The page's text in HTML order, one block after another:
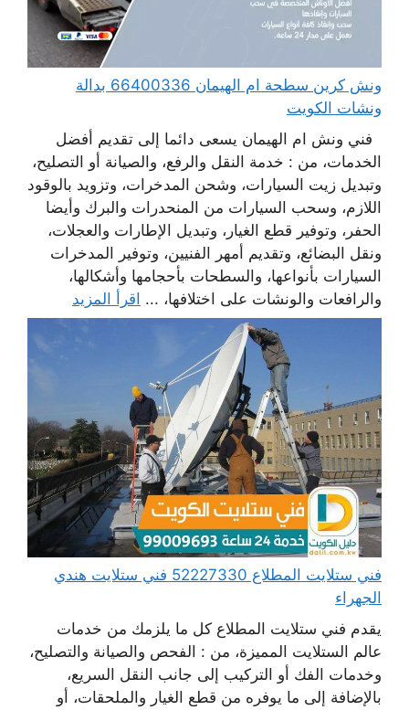
ونش كرين سطحة ام الهيمان 66400336 بدالة
ونشات الكويت
فني ونش ام الهيمان يسعى دائما إلى تقديم أفضل
الخدمات، من : خدمة النقل والرفع، والصيانة أو التصليح،
وتبديل زيت السيارات، وشحن المدخرات، وتزويد بالوقود
اللازم، وسحب السيارات من المنحدرات والبرك وأيضا
الحفر، وتوفير قطع الغيار، وتبديل الإطارات والعجلات،
ونقل البضائع، وتقديم أمهر الفنيين، وتوفير المدخرات
السيارات بأنواعها، والسطحات بأحجامها وأشكالها،
والرافعات والونشات على اختلافها، ... اقرأ المزيد
فني ستلايت المطلاع 52227330 فني ستلايت هندي
الجهراء
يقدم فني ستلايت المطلاع كل ما يلزمك من خدمات
عالم الستلايت المميزة، من : الفحص والصيانة والتصليح،
وخدمات الفك أو التركيب إلى جانب النقل السريع،
بالإضافة إلى ما يوفره من قطع الغيار والملحقات، أو